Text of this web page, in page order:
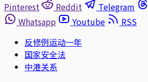
Pinterest
Reddit Telegram
Whatsapp
Youtube
RSS
反修例运动一年
国家安全法
中港关系